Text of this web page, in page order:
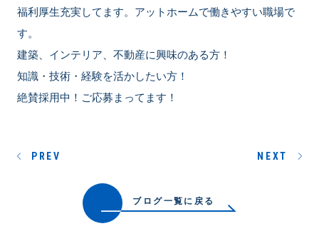
福利厚生充実してます。アットホームで働きやすい職場で
す。
建築、インテリア、不動産に興味のある方！
知識・技術・経験を活かしたい方！
絶賛採用中！ご応募まってます！
ブログ一覧に戻る
PREV NEXT